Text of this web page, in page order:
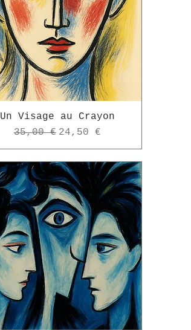
Un Visage au Crayon
Prix original
35,00 € Prix promotionnel
24,50 €